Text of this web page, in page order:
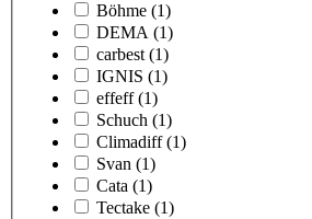
Böhme (1)
DEMA (1)
carbest (1)
IGNIS (1)
effeff (1)
Schuch (1)
Climadiff (1)
Svan (1)
Cata (1)
Tectake (1)